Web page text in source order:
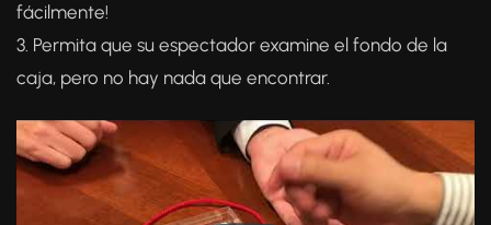
fácilmente!
3. Permita que su espectador examine el fondo de la
caja, pero no hay nada que encontrar.